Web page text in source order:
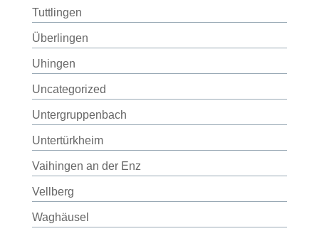
Tuttlingen
Überlingen
Uhingen
Uncategorized
Untergruppenbach
Untertürkheim
Vaihingen an der Enz
Vellberg
Waghäusel